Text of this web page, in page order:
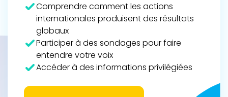
Comprendre comment les actions
internationales produisent des résultats
globaux
Participer à des sondages pour faire
entendre votre voix
Accéder à des informations privilégiées